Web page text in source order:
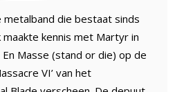
die bestaat sinds
kennis met Martyr in
Masse (stand or die) op de
VI’ van het